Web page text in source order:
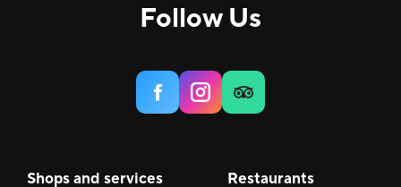
Follow Us
Shops and services Restaurants